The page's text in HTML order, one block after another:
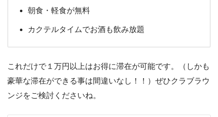
朝食・軽食が無料
カクテルタイムでお酒も飲み放題
これだけで１万円以上はお得に滞在が可能です。（しかも
豪華な滞在ができる事は間違いなし！！）ぜひクラブラウ
ンジをご検討くださいね。